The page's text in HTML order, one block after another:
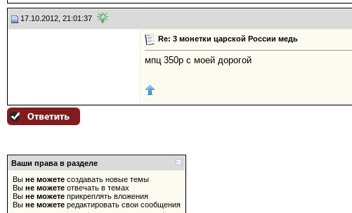
17.10.2012, 21:01:37
Re: 3 монетки царской России медь
мпц 350р с моей дорогой
Ваши права в разделе
Вы не можете создавать новые темы
Вы не можете отвечать в темах
Вы не можете прикреплять вложения
Вы не можете редактировать свои сообщения